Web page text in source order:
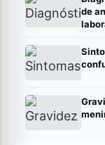
de